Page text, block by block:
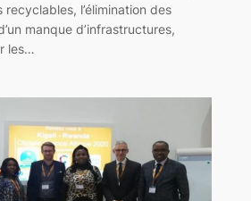
l’élimination des
manque d’infrastructures,
les…